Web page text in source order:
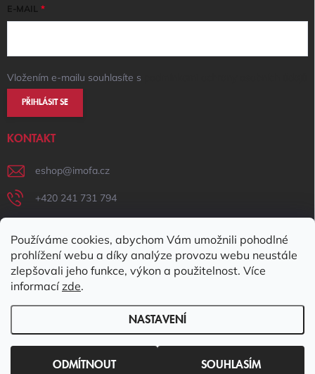
Používáme cookies, abychom Vám umožnili pohodlné
prohlížení webu a díky analýze provozu webu neustále
zlepšovali jeho funkce, výkon a použitelnost. Více
informacízde.
NASTAVENÍ
ODMÍTNOUT SOUHLASÍM
E-MAIL
Vložením e-mailu souhlasíte s
PŘIHLÁSIT SE
KONTAKT
eshop@imofa.cz
+420 241 731 794
IMOFA Facebook
imofa_s.r.o
Copyright 2026IMOFA e-shop. Všechna práva vyhrazena.Upravit